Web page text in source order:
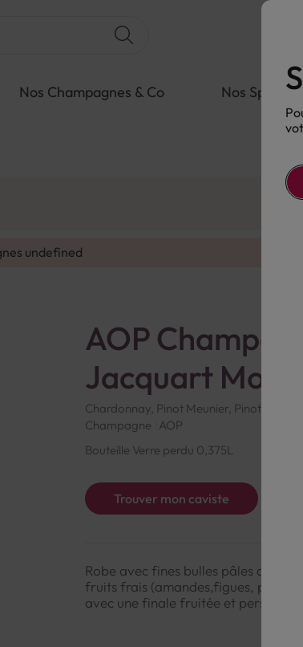
Nos Champagnes & Co Nos
undefined
AOP
Jacquart
Chardonnay, Pinot Meunier, Pinot Noir
Champagne AOP
Bouteille Verre perdu 0,375L
Trouver mon caviste
Robe avec fines bulles pâles aux
fruits frais (amandes,figues, poires)
avec une finale fruitée et